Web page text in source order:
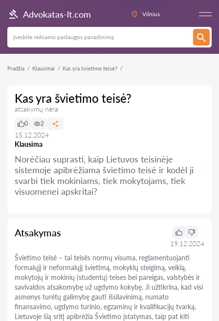
Advokatas-lt.com Vilnius
Pradžia Klausimai Kas yra švietimo teisė?
Kas yra švietimo teisė?
atsakymų nėra
Klausima
0 2
15.12.2024
Norėčiau suprasti, kaip Lietuvos teisinėje
sistemoje apibrėžiama švietimo teisė ir kodėl ji
svarbi tiek mokiniams, tiek mokytojams, tiek
visuomenei apskritai?
Atsakymas
19.12.2024
Švietimo teisė – tai teisės normų visuma, reglamentuojanti
formalųjį ir neformalųjį švietimą, mokyklų steigimą, veiklą,
mokytojų ir mokinių (studentų) teises bei pareigas, valstybės ir
savivaldos atsakomybę už ugdymo kokybę. Ji užtikrina, kad visi
asmenys turėtų galimybę gauti išsilavinimą, numato
finansavimo, ugdymo turinio, egzaminų ir kvalifikacijų tvarką.
Lietuvoje šią sritį apibrėžia Švietimo įstatymas, taip pat kiti